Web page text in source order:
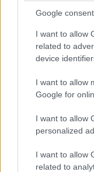
Google
I want to allow
related to
device
I want to allow
Google for
I want to allow
personalized
I want to allow
related to
meg fogja nyerni a
Kubica viszont
Kubica
cserélnek a #83-
és az #50-es a